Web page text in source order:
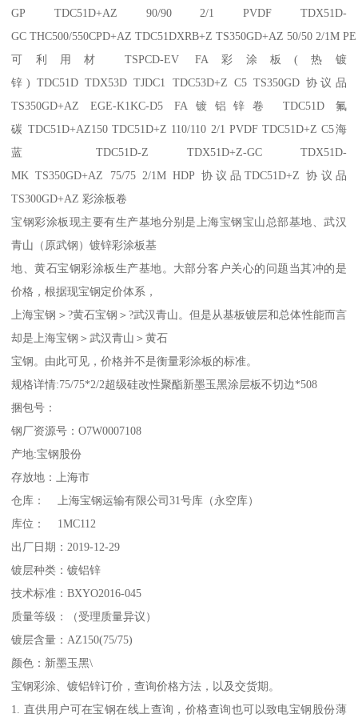
GP TDC51D+AZ 90/90 2/1 PVDF TDX51D-
GC THC500/550CPD+AZ TDC51DXRB+Z TS350GD+AZ 50/50 2/1M
可利用材 TSPCD-EV FA彩涂板(热镀
锌) TDC51D TDX53D TJDC1 TDC53D+Z C5 TS350GD 协议品
TS350GD+AZ EGE-K1KC-D5 FA镀铝锌卷 TDC51D 氟
碳 TDC51D+AZ150 TDC51D+Z 110/110 2/1 PVDF TDC51D+Z C5海
蓝 TDC51D-Z TDX51D+Z-GC TDX51D-
MK TS350GD+AZ 75/75 2/1M HDP 协议品TDC51D+Z 协议品
TS300GD+AZ 彩涂板卷
宝钢彩涂板现主要有生产基地分别是上海宝钢宝山总部基地、武汉
青山（原武钢）镀锌彩涂板基
地、黄石宝钢彩涂板生产基地。大部分客户关心的问题当其冲的是
价格，根据现宝钢定价体系，
上海宝钢＞?黄石宝钢＞?武汉青山。但是从基板镀层和总体性能而言
却是上海宝钢＞武汉青山＞黄石
宝钢。由此可见，价格并不是衡量彩涂板的标准。
规格详情:75/75*2/2超级硅改性聚酯新墨玉黑涂层板不切边*508
捆包号：
钢厂资源号：O7W0007108
产地:宝钢股份
存放地：上海市
仓库： 上海宝钢运输有限公司31号库（永空库）
库位： 1MC112
出厂日期：2019-12-29
镀层种类：镀铝锌
技术标准：BXYO2016-045
质量等级：（受理质量异议）
镀层含量：AZ150(75/75)
颜色：新墨玉黑\
宝钢彩涂、镀铝锌订价，查询价格方法，以及交货期。
1. 直供用户可在宝钢在线上查询，价格查询也可以致电宝钢股份薄